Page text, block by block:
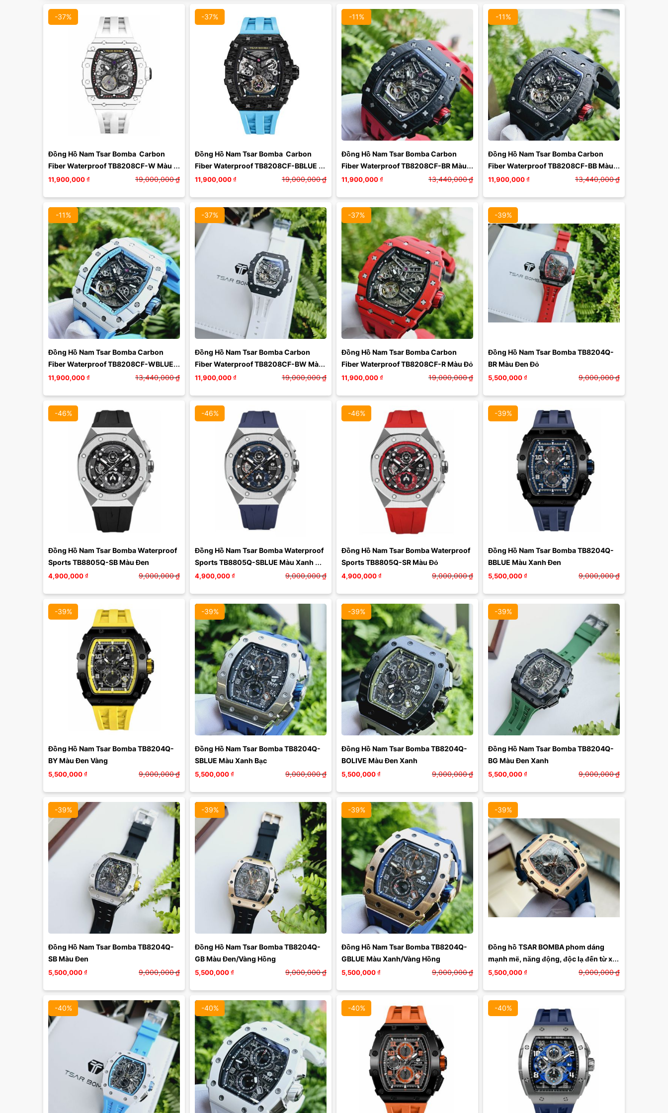
-37%
Đồng Hồ Nam Tsar Bomba  Carbon
Fiber Waterproof TB8208CF-W Màu
Trắng
11,900,000₫ 19,000,000₫
-37%
Đồng Hồ Nam Tsar Bomba  Carbon
Fiber Waterproof TB8208CF-BBLUE
Màu Đen Xanh
11,900,000₫ 19,000,000₫
-11%
Đồng Hồ Nam Tsar Bomba Carbon
Fiber Waterproof TB8208CF-BR Màu
Đen Đỏ
11,900,000₫ 13,440,000₫
-11%
Đồng Hồ Nam Tsar Bomba Carbon
Fiber Waterproof TB8208CF-BB Màu
Đen
11,900,000₫ 13,440,000₫
-11%
Màu mặt:
Đồng Hồ Nam Tsar Bomba Carbon
Fiber Waterproof TB8208CF-WBLUE
Màu Xanh Blue
11,900,000₫ 13,440,000₫
-37%
Đồng Hồ Nam Tsar Bomba Carbon
Fiber Waterproof TB8208CF-BW Màu
Trắng Xám
11,900,000₫ 19,000,000₫
-37%
Màu mặt:
Xóa
Đồng Hồ Nam Tsar Bomba Carbon
Fiber Waterproof TB8208CF-R Màu Đỏ
11,900,000₫ 19,000,000₫
-39%
Màu mặt:
Xóa
Đồng Hồ Nam Tsar Bomba TB8204Q-
BR Màu Đen Đỏ
5,500,000₫ 9,000,000₫
-46%
Màu mặt:
Xóa
Đồng Hồ Nam Tsar Bomba Waterproof
Sports TB8805Q-SB Màu Đen
4,900,000₫ 9,000,000₫
-46%
Màu mặt:
Xóa
Đồng Hồ Nam Tsar Bomba Waterproof
Sports TB8805Q-SBLUE Màu Xanh
Bạc
4,900,000₫ 9,000,000₫
-46%
Màu mặt:
Xóa
Đồng Hồ Nam Tsar Bomba Waterproof
Sports TB8805Q-SR Màu Đỏ
4,900,000₫ 9,000,000₫
-39%
Màu mặt:
Đồng Hồ Nam Tsar Bomba TB8204Q-
BBLUE Màu Xanh Đen
5,500,000₫ 9,000,000₫
-39%
Màu mặt:
Đồng Hồ Nam Tsar Bomba TB8204Q-
BY Màu Đen Vàng
5,500,000₫ 9,000,000₫
-39%
Màu mặt:
Đồng Hồ Nam Tsar Bomba TB8204Q-
SBLUE Màu Xanh Bạc
5,500,000₫ 9,000,000₫
-39%
Màu mặt:
Xóa
Đồng Hồ Nam Tsar Bomba TB8204Q-
BOLIVE Màu Đen Xanh
5,500,000₫ 9,000,000₫
-39%
Màu mặt:
Đồng Hồ Nam Tsar Bomba TB8204Q-
BG Màu Đen Xanh
5,500,000₫ 9,000,000₫
-39%
Màu mặt:
Đồng Hồ Nam Tsar Bomba TB8204Q-
SB Màu Đen
5,500,000₫ 9,000,000₫
-39%
Màu mặt:
Xóa
Đồng Hồ Nam Tsar Bomba TB8204Q-
GB Màu Đen/Vàng Hồng
5,500,000₫ 9,000,000₫
-39%
Màu mặt:
Xóa
Đồng Hồ Nam Tsar Bomba TB8204Q-
GBLUE Màu Xanh/Vàng Hồng
5,500,000₫ 9,000,000₫
-39%
Màu mặt:
Xóa
Đồng hồ TSAR BOMBA phom dáng
mạnh mẽ, năng động, độc lạ đến từ xứ
sở nước cờ hoa USA
5,500,000₫ 9,000,000₫
-40%
Màu mặt:
Xóa
-40%
Màu mặt:
Xóa
-40%
Màu mặt:
Xóa
-40%
Màu mặt:
Màu mặt: Màu mặt: Màu mặt: